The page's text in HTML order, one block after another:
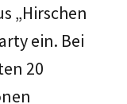
„Hirschen
ein. Bei
20